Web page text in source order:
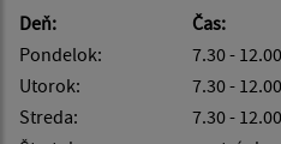
Deň:
Čas:
Pondelok:
7.30 -
Utorok:
7.30 -
Streda:
7.30 -